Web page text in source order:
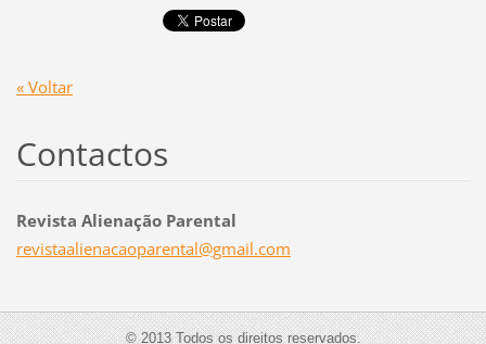
« Voltar
Contactos
Revista Alienação Parental
revistaalienacaoparental@gmail.com
© 2013 Todos os direitos reservados.